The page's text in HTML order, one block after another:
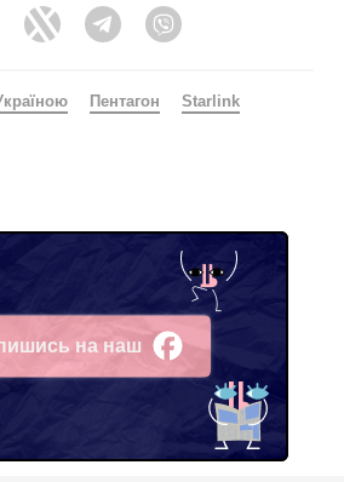
FacebookTwitter Telegram
Пентагон
Starlink
на наш